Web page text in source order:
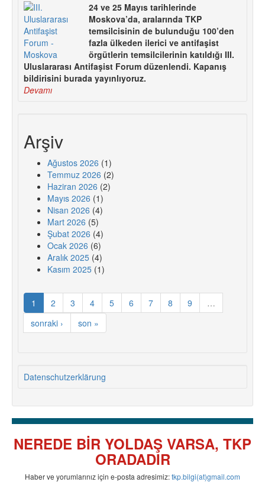
24 ve 25 Mayıs tarihlerinde
Moskova’da, aralarında TKP
temsilcisinin de bulunduğu 100’den
fazla ülkeden ilerici ve antifaşist
örgütlerin temsilcilerinin katıldığı III.
Uluslararası Antifaşist Forum düzenlendi. Kapanış
bildirisini burada yayınlıyoruz.
Devamı
Arşiv
Ağustos 2026 (1)
Temmuz 2026 (2)
Haziran 2026 (2)
Mayıs 2026 (1)
Nisan 2026 (4)
Mart 2026 (5)
Şubat 2026 (4)
Ocak 2026 (6)
Aralık 2025 (4)
Kasım 2025 (1)
1 2 3 4 5 6 7 8 9
…
sonraki ›
son »
Datenschutzerklärung
NEREDE BİR YOLDAŞ VARSA, TKP
ORADADIR
Haber ve yorumlarınız için e-posta adresimiz:tkp.bilgi(at)gmail.com